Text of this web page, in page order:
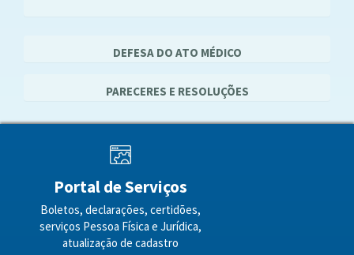
DEFESA DO ATO MÉDICO
PARECERES E RESOLUÇÕES
Portal de Serviços
Boletos, declarações, certidões,
serviços Pessoa Física e Jurídica,
atualização de cadastro